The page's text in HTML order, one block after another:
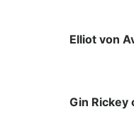
Elliot von
Gin Rickey